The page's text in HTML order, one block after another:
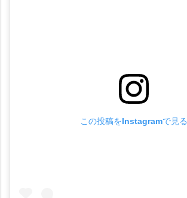
この投稿をInstagramで見る